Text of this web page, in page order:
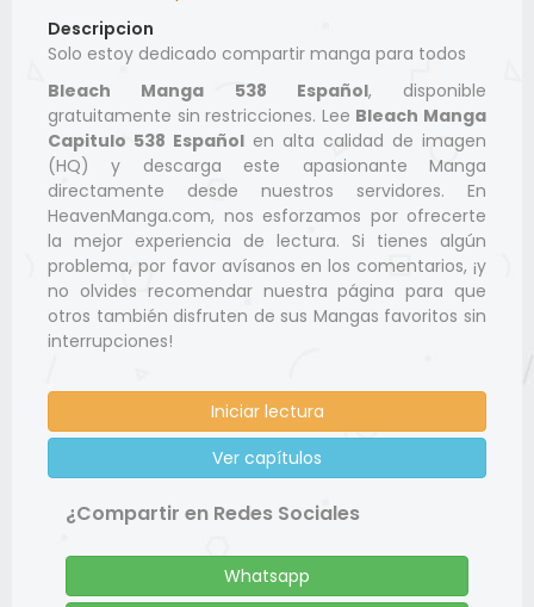
Descripcion
Solo estoy dedicado compartir manga para todos
Bleach Manga 538 Español, disponible
gratuitamente sin restricciones. Lee Bleach Manga
Capitulo 538 Español en alta calidad de imagen
(HQ) y descarga este apasionante Manga
directamente desde nuestros servidores. En
HeavenManga.com, nos esforzamos por ofrecerte
la mejor experiencia de lectura. Si tienes algún
problema, por favor avísanos en los comentarios, ¡y
no olvides recomendar nuestra página para que
otros también disfruten de sus Mangas favoritos sin
interrupciones!
Iniciar lectura
Ver capítulos
¿Compartir en Redes Sociales
Whatsapp